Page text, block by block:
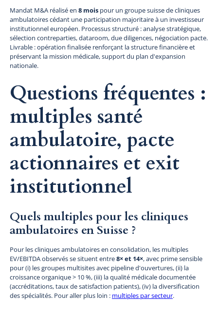
Mandat M&A réalisé en 8 mois pour un groupe suisse de cliniques
ambulatoires cédant une participation majoritaire à un investisseur
institutionnel européen. Processus structuré : analyse stratégique,
sélection contreparties, dataroom, due diligences, négociation pacte.
Livrable : opération finalisée renforçant la structure financière et
préservant la mission médicale, support du plan d'expansion
nationale.
Questions fréquentes :
multiples santé
ambulatoire, pacte
actionnaires et exit
institutionnel
Quels multiples pour les cliniques
ambulatoires en Suisse ?
Pour les cliniques ambulatoires en consolidation, les multiples
EV/EBITDA observés se situent entre8× et 14×, avec prime sensible
pour (i) les groupes multisites avec pipeline d'ouvertures, (ii) la
croissance organique > 10 %, (iii) la qualité médicale documentée
(accréditations, taux de satisfaction patients), (iv) la diversification
des spécialités. Pour aller plus loin : multiples par secteur.